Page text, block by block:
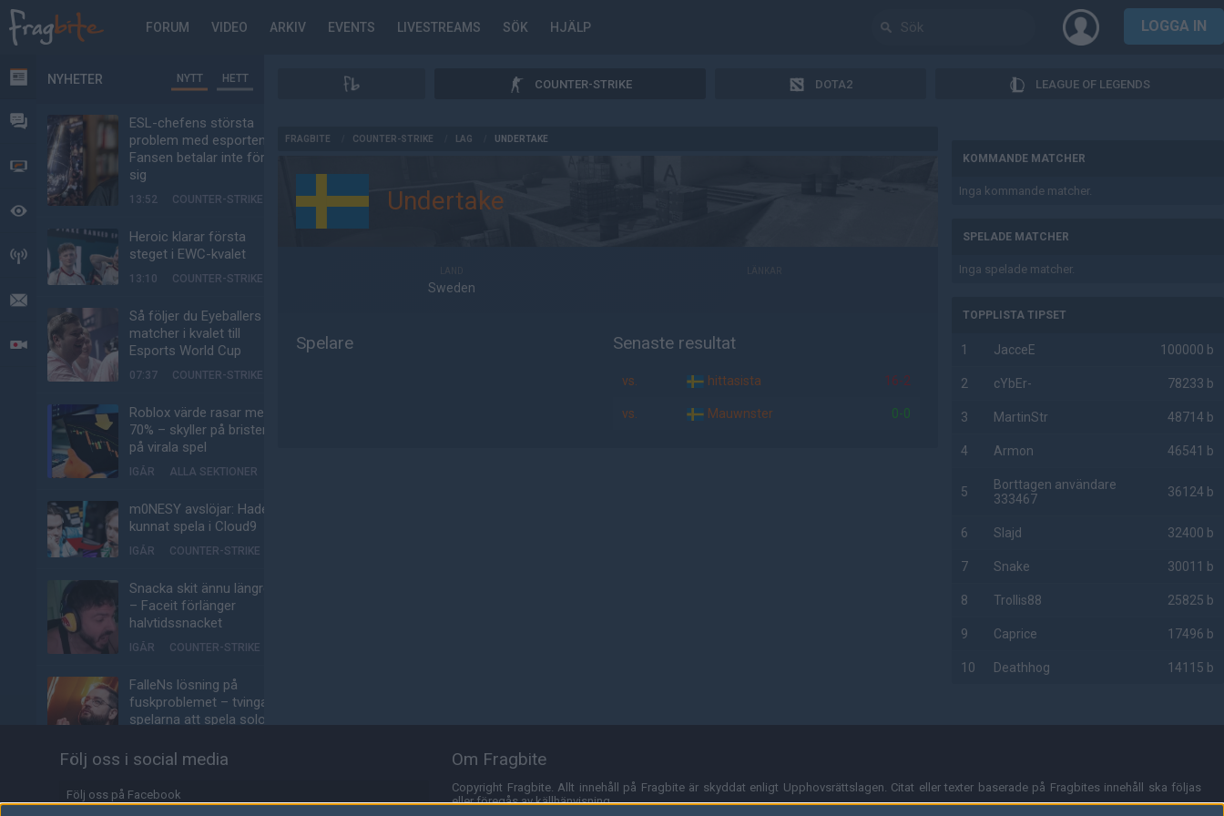
FORUM VIDEO ARKIV EVENTS LIVESTREAMS SÖK HJÄLP LOGGA IN
NYHETER
FORUM
VIDEO
HÄNDELSER
LIVESÄNDNINGAR
NYHETER NYTT HETT
ESL-chefens största
problem med esporten:
Fansen betalar inte för
sig
13:52 COUNTER-STRIKE
Heroic klarar första
steget i EWC-kvalet
13:10 COUNTER-STRIKE
Så följer du Eyeballers
matcher i kvalet till
Esports World Cup
07:37 COUNTER-STRIKE
Roblox värde rasar med
70% – skyller på bristen
på virala spel
IGÅR ALLA SEKTIONER
m0NESY avslöjar: Hade
kunnat spela i Cloud9
IGÅR COUNTER-STRIKE
Snacka skit ännu längre
– Faceit förlänger
halvtidssnacket
IGÅR COUNTER-STRIKE
FalleNs lösning på
fuskproblemet – tvinga
spelarna att spela solo-
IGÅR COUNTER-STRIKE
EA uppköpta av
COUNTER-STRIKE DOTA2 LEAGUE OF LEGENDS
FRAGBITE COUNTER-STRIKE LAG UNDERTAKE
Undertake
Sweden
Spelare Senaste resultat
vs. hittasista 16-2
vs. Mauwnster 0-0
KOMMANDE MATCHER
Inga kommande matcher.
SPELADE MATCHER
Inga spelade matcher.
TOPPLISTA TIPSET
1 JacceE 100000 b
2 cYbEr- 78233 b
3 MartinStr 48714 b
4 Armon 46541 b
5
Borttagen användare
333467
36124 b
6 Slajd 32400 b
7 Snake 30011 b
8 Trollis88 25825 b
9 Caprice 17496 b
10 Deathhog 14115 b
Följ oss i social media
Följ oss på Facebook
Om Fragbite
Copyright Fragbite. Allt innehåll på Fragbite är skyddat enligt Upphovsrättslagen. Citat eller texter baserade på Fragbites innehåll ska följas
eller föregås av källhänvisning.